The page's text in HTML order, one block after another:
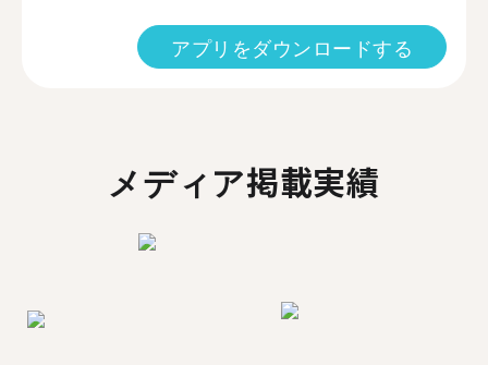
アプリをダウンロードする
メディア掲載実績